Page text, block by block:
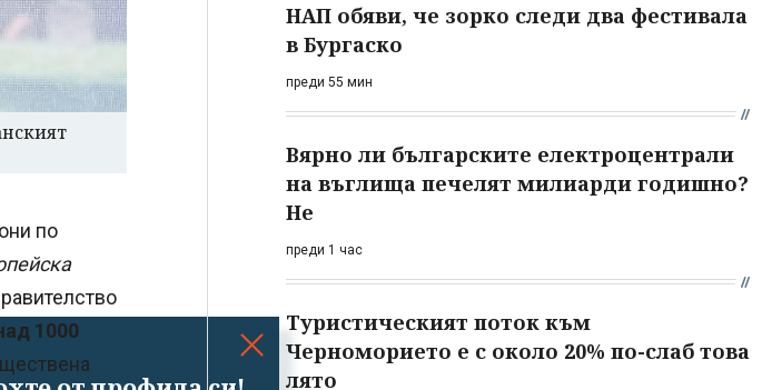
по
1000
НАП обяви, че зорко следи два фестивала
в Бургаско
преди 55 мин
Вярно ли българските електроцентрали
на въглища печелят милиарди годишно?
Не
преди 1 час
Туристическият поток към
Черноморието е с около 20% по-слаб това
лято